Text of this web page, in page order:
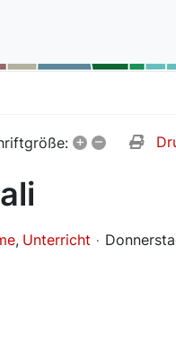
+ –
Unterricht